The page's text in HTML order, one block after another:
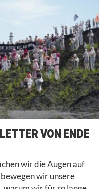
VON ENDE
wir die Augen auf
bewegen wir unsere